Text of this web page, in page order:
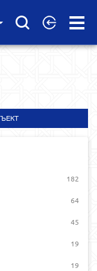
Open
182
64
45
19
19